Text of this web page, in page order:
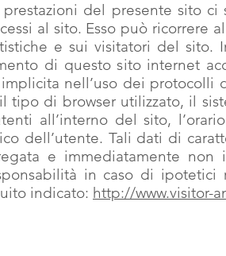
del presente sito
al sito. Esso può ricorrere
e sui visitatori del sito.
di questo sito internet
nell’uso dei protocolli
tipo di browser utilizzato, il
all’interno del sito,
dell’utente. Tali dati di
e immediatamente non
in caso di
indicato: http://www.visitor-